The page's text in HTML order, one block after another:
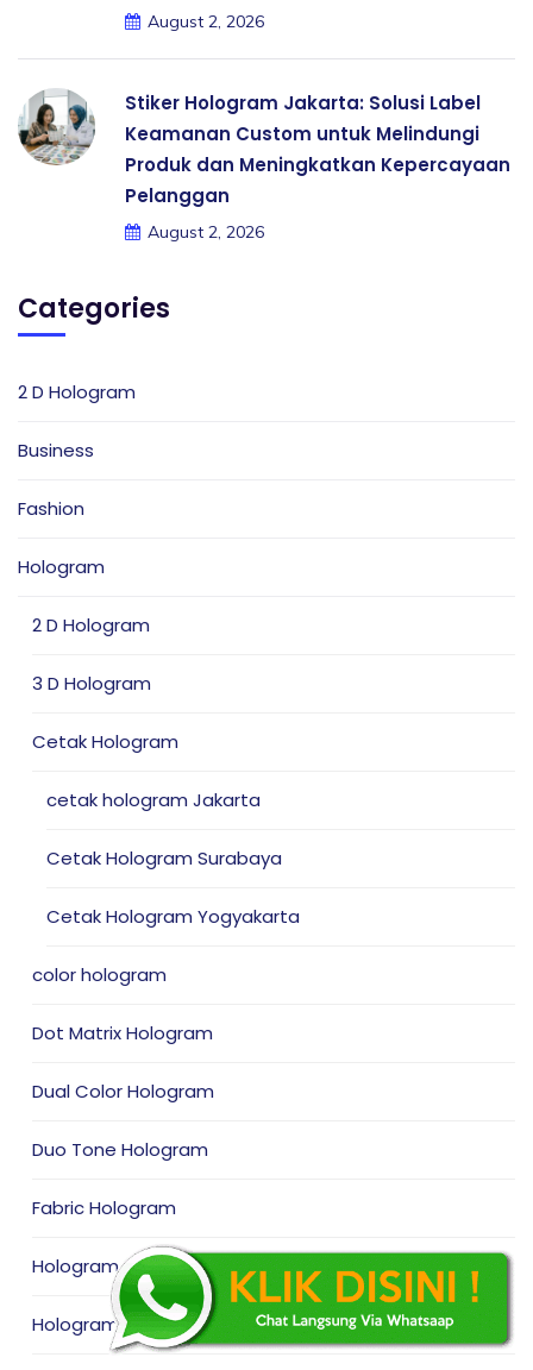
August 2, 2026
Stiker Hologram Jakarta: Solusi Label
Keamanan Custom untuk Melindungi
Produk dan Meningkatkan Kepercayaan
Pelanggan
August 2, 2026
Categories
2 D Hologram
Business
Fashion
Hologram
2 D Hologram
3 D Hologram
Cetak Hologram
cetak hologram Jakarta
Cetak Hologram Surabaya
Cetak Hologram Yogyakarta
color hologram
Dot Matrix Hologram
Dual Color Hologram
Duo Tone Hologram
Fabric Hologram
Hologram Custom
Hologram Sticker